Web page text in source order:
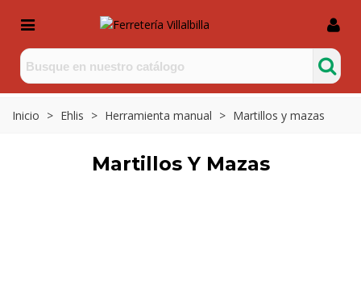
Inicio > Ehlis > Herramienta manual > Martillos y mazas
Martillos Y Mazas